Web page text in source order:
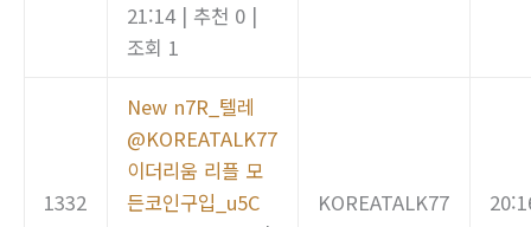
21:14 | 추천 0 |
조회 1
1332
New n7R_텔레
@KOREATALK77
이더리움 리플 모
든코인구입_u5C
KOREATALK77